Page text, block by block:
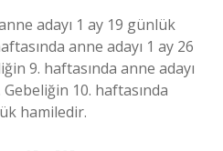
adayı 1 ay 19 günlük
anne adayı 1 ay 26
9. haftasında anne adayı
10. haftasında
hamiledir.